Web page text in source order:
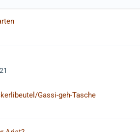
Gassi-geh-Tasche